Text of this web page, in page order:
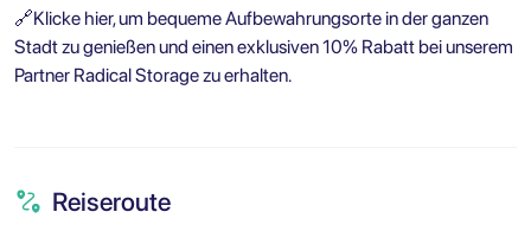
🔗Klicke hier, um bequeme Aufbewahrungsorte in der ganzen
Stadt zu genießen und einen exklusiven 10% Rabatt bei unserem
Partner Radical Storage zu erhalten.
Reiseroute